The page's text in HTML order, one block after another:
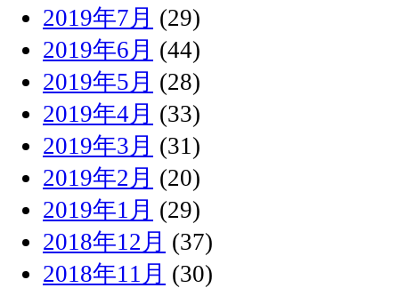
2019年7月 (29)
2019年6月 (44)
2019年5月 (28)
2019年4月 (33)
2019年3月 (31)
2019年2月 (20)
2019年1月 (29)
2018年12月 (37)
2018年11月 (30)